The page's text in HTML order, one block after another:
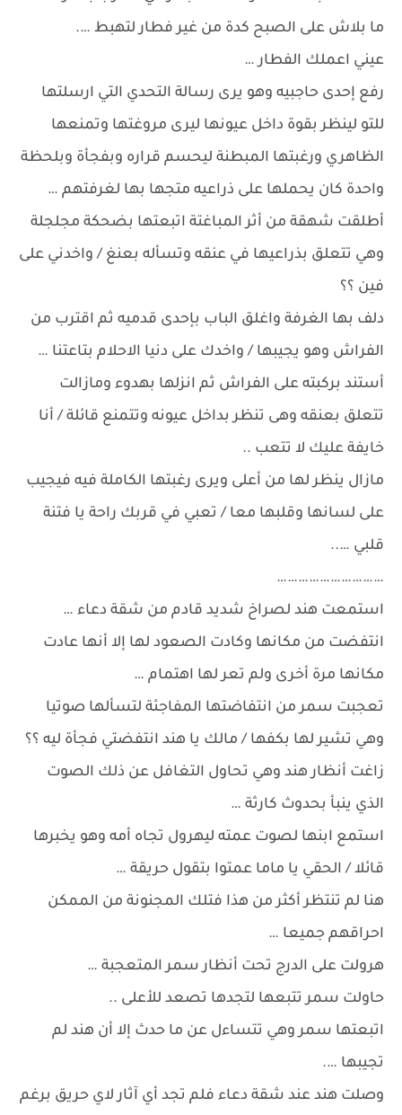
ما بلاش على الصبح كدة من غير فطار لتهبط ….
عيني اعملك الفطار …
رفع إحدى حاجبيه وهو يرى رسالة التحدي التي ارسلتها
للتو لينظر بقوة داخل عيونها ليرى مروغتها وتمنعها
الظاهري ورغبتها المبطنة ليحسم قراره وبفجأة وبلحظة
واحدة كان يحملها على ذراعيه متجها بها لغرفتهم …
أطلقت شهقة من أثر المباغتة اتبعتها بضحكة مجلجلة
وهي تتعلق بذراعيها في عنقه وتسأله بعنغ / واخدني على
فين ؟؟
دلف بها الغرفة واغلق الباب بإحدى قدميه ثم اقترب من
الفراش وهو يجيبها / واخدك على دنيا الاحلام بتاعتنا …
أستند بركبته على الفراش ثم انزلها بهدوء ومازالت
تتعلق بعنقه وهى تنظر بداخل عيونه وتتمنع قائلة / أنا
خايفة عليك لا تتعب ..
مازال ينظر لها من أعلى ويرى رغبتها الكاملة فيه فيجيب
على لسانها وقلبها معا / تعبي في قربك راحة يا فتنة
قلبي …..
…………………………
استمعت هند لصراخ شديد قادم من شقة دعاء …
انتفضت من مكانها وكادت الصعود لها إلا أنها عادت
مكانها مرة أخرى ولم تعر لها اهتمام …
تعجبت سمر من انتفاضتها المفاجئة لتسألها صوتيا
وهي تشير لها بكفها / مالك يا هند انتفضتي فجأة ليه ؟؟
زاغت أنظار هند وهي تحاول التغافل عن ذلك الصوت
الذي ينبأ بحدوث كارثة …
استمع ابنها لصوت عمته ليهرول تجاه أمه وهو يخبرها
قائلا / الحقي يا ماما عمتوا بتقول حريقة …
هنا لم تنتظر أكثر من هذا فتلك المجنونة من الممكن
احراقهم جميعا …
هرولت على الدرج تحت أنظار سمر المتعجبة …
حاولت سمر تتبعها لتجدها تصعد للأعلى ..
اتبعتها سمر وهي تتساءل عن ما حدث إلا أن هند لم
تجيبها ….
وصلت هند عند شقة دعاء فلم تجد أي آثار لاي حريق برغم